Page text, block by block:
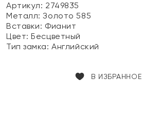
Артикул: 2749835
Металл:Золото 585
Вставки: Фианит
Цвет:Бесцветный
Тип замка:Английский
В ИЗБРАННОЕ